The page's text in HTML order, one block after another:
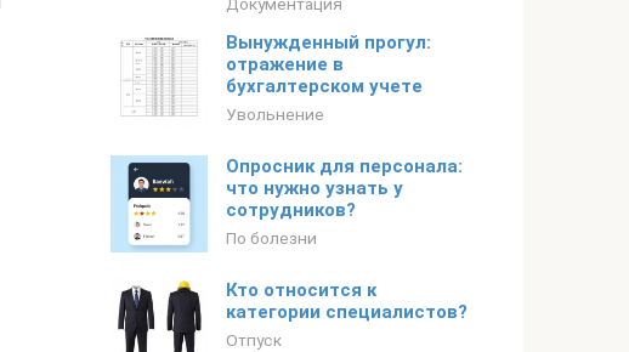
Вынужденный прогул:
отражение в
бухгалтерском учете
Увольнение
Опросник для персонала:
что нужно узнать у
сотрудников?
По болезни
Кто относится к
категории специалистов?
Отпуск